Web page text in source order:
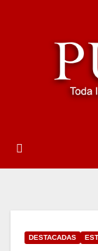
DESTACADAS